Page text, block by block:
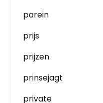
parein
prijs
prijzen
prinsejagt
private